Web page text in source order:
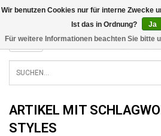
MENU
ARTIKEL MIT
STYLES
Wir benutzen Cookies nur für interne Zwecke
Ist das in Ordnung?
Ja
Für weitere Informationen beachten Sie bitte